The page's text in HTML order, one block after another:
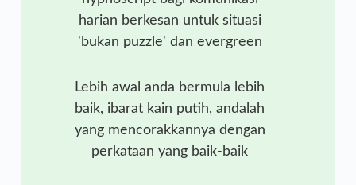
harian berkesan untuk situasi
'bukan puzzle' dan evergreen
Lebih awal anda bermula lebih
baik, ibarat kain putih, andalah
yang mencorakkannya dengan
perkataan yang baik-baik